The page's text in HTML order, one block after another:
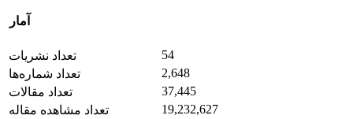
آمار
تعداد نشریات
54
تعداد شماره‌ها
2,648
تعداد مقالات
37,445
تعداد مشاهده مقاله
19,232,627